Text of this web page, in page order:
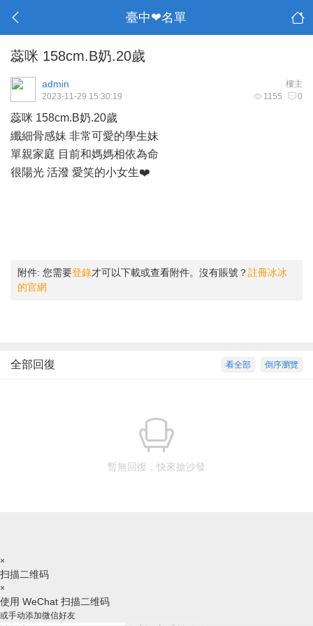
臺中❤名單
蕊咪 158cm.B奶.20歲
樓主
admin
1155 0
2023-11-29 15:30:19
蕊咪 158cm.B奶.20歲
纖細骨感妹 非常可愛的學生妹
單親家庭 目前和媽媽相依為命
很陽光 活潑 愛笑的小女生❤️
附件: 您需要登錄才可以下載或查看附件。沒有賬號？註冊冰冰
的官網
倒序瀏覽
看全部
全部回復
暫無回復，快來搶沙發
×
扫描二维码
×
使用 WeChat 扫描二维码
或手动添加微信好友